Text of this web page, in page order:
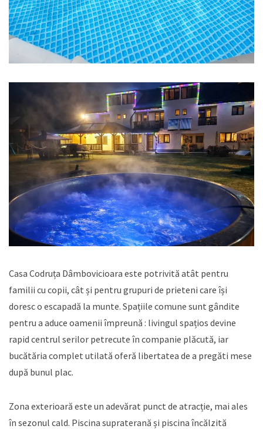
Casa Codruța Dâmbovicioara este potrivită atât pentru
familii cu copii, cât și pentru grupuri de prieteni care își
doresc o escapadă la munte. Spațiile comune sunt gândite
pentru a aduce oamenii împreună : livingul spațios devine
rapid centrul serilor petrecute în companie plăcută, iar
bucătăria complet utilată oferă libertatea de a pregăti mese
după bunul plac.
Zona exterioară este un adevărat punct de atracție, mai ales
în sezonul cald. Piscina supraterană și piscina încălzită